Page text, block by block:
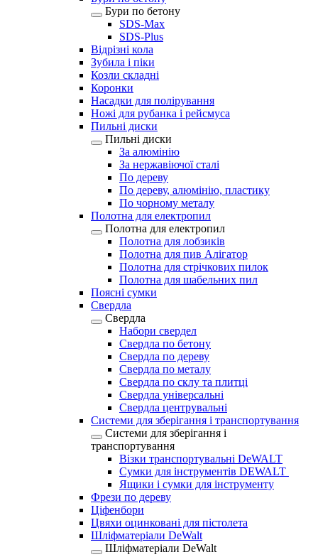
Бури по бетону
SDS-Max
SDS-Plus
Відрізні кола
Зубила і піки
Козли складні
Коронки
Насадки для полірування
Ножі для рубанка і рейсмуса
Пильні диски
Пильні диски
За алюмінію
За нержавіючої сталі
По дереву
По дереву, алюмінію, пластику
По чорному металу
Полотна для електропил
Полотна для електропил
Полотна для лобзиків
Полотна для пив Алігатор
Полотна для стрічкових пилок
Полотна для шабельних пил
Поясні сумки
Свердла
Свердла
Набори свердел
Свердла по бетону
Свердла по дереву
Свердла по металу
Свердла по склу та плитці
Свердла універсальні
Свердла центрувальні
Системи для зберігання і транспортування
Системи для зберігання і
транспортування
Візки транспортувальні DeWALT
Сумки для інструментів DEWALT
Ящики і сумки для інструменту
Фрези по дереву
Ціфенбори
Цвяхи оцинковані для пістолета
Шліфматеріали DeWalt
Шліфматеріали DeWalt